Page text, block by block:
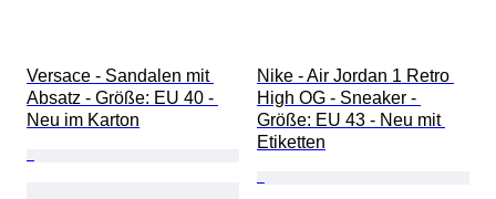
Versace - Sandalen mit
Absatz - Größe: EU 40 -
Neu im Karton
Nike - Air Jordan 1 Retro
High OG - Sneaker -
Größe: EU 43 - Neu mit
Etiketten